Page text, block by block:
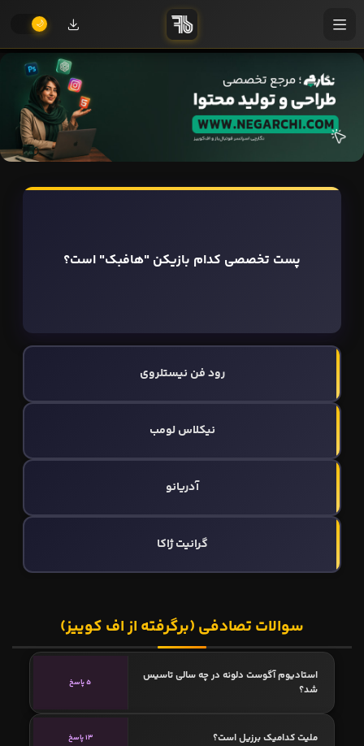
پست تخصصی کدام بازیکن "هافبک" است؟
رود فن نیستلروی
نیکلاس لومب
آدریانو
گرانیت ژاکا
سوالات تصادفی (برگرفته از اف کوییز)
استادیوم آگوست دلونه در چه سالی تاسیس
شد؟
5 پاسخ
ملیت کدامیک برزیل است؟ 13 پاسخ